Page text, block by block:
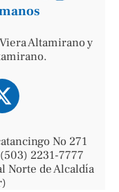
Altamirano y
No 271
2231-7777
Norte de Alcaldía